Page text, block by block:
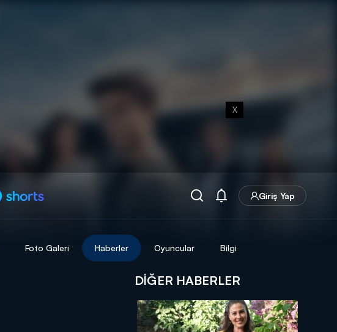
X
Giriş Yap
Foto Galeri Haberler Oyuncular Bilgi
DIĞER HABERLER